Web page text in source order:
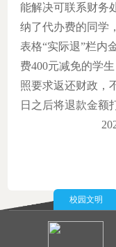
能解决可联系财务
纳了代办费的同学
表格“实际退”栏内
费400元减免的学
照要求返还财政，
日之后将退款金额
校园文明